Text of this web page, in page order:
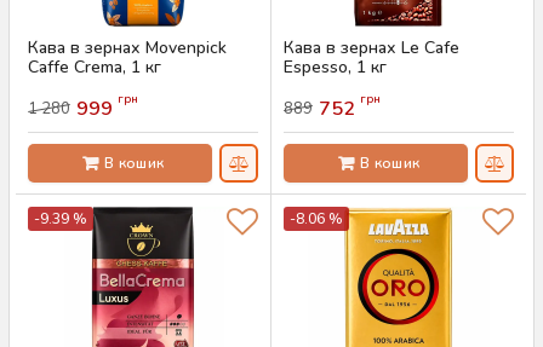
Кава в зернах Movenpick
Caffe Crema, 1 кг
1 280 999 грн
В кошик
Кава в зернах Le Cafe
Espesso, 1 кг
889 752 грн
В кошик
-9.39 % -8.06 %